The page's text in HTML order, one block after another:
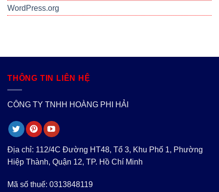
WordPress.org
THÔNG TIN LIÊN HỆ
CÔNG TY TNHH HOÀNG PHI HẢI
Địa chỉ: 112/4C Đường HT48, Tổ 3, Khu Phố 1, Phường
Hiệp Thành, Quận 12, TP. Hồ Chí Minh
Mã số thuế: 0313848119